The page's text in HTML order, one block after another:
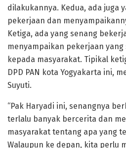
dilakukannya. Kedua, ada juga
pekerjaan dan
Ketiga, ada yang senang
menyampaikan pekerjaan
kepada masyarakat. Tipikal
DPD PAN kota Yogyakarta ini,
Suyuti.
“Pak Haryadi ini, senangnya
terlalu banyak bercerita dan
masyarakat tentang apa yang
Walaupun ke depan, kita perlu